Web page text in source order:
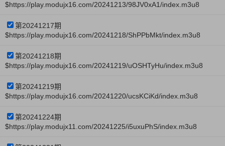
$https://play.modujx16.com/20241213/98JV0xA1/index.m3u8
第20241217期
$https://play.modujx16.com/20241218/ShPPbMkt/index.m3u8
第20241218期
$https://play.modujx16.com/20241219/uOSHTyHu/index.m3u8
第20241219期
$https://play.modujx16.com/20241220/ucsKCiKd/index.m3u8
第20241224期
$https://play.modujx11.com/20241225/i5uxuPhS/index.m3u8